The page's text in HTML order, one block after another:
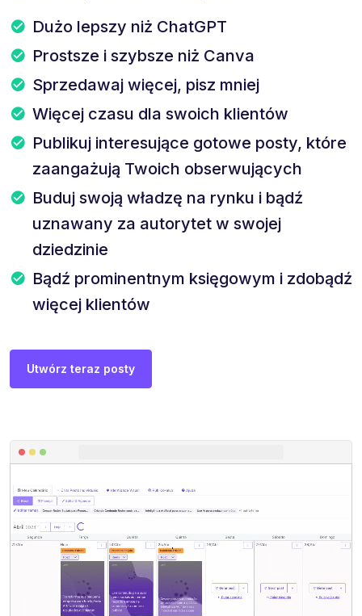
Dużo lepszy niż ChatGPT
Prostsze i szybsze niż Canva
Sprzedawaj więcej, pisz mniej
Więcej czasu dla swoich klientów
Publikuj interesujące gotowe posty, które
zaangażują Twoich obserwujących
Buduj swoją władzę na rynku i bądź
uznawany za autorytet w swojej
dziedzinie
Bądź prominentnym księgowym i zdobądź
więcej klientów
Utwórz teraz posty